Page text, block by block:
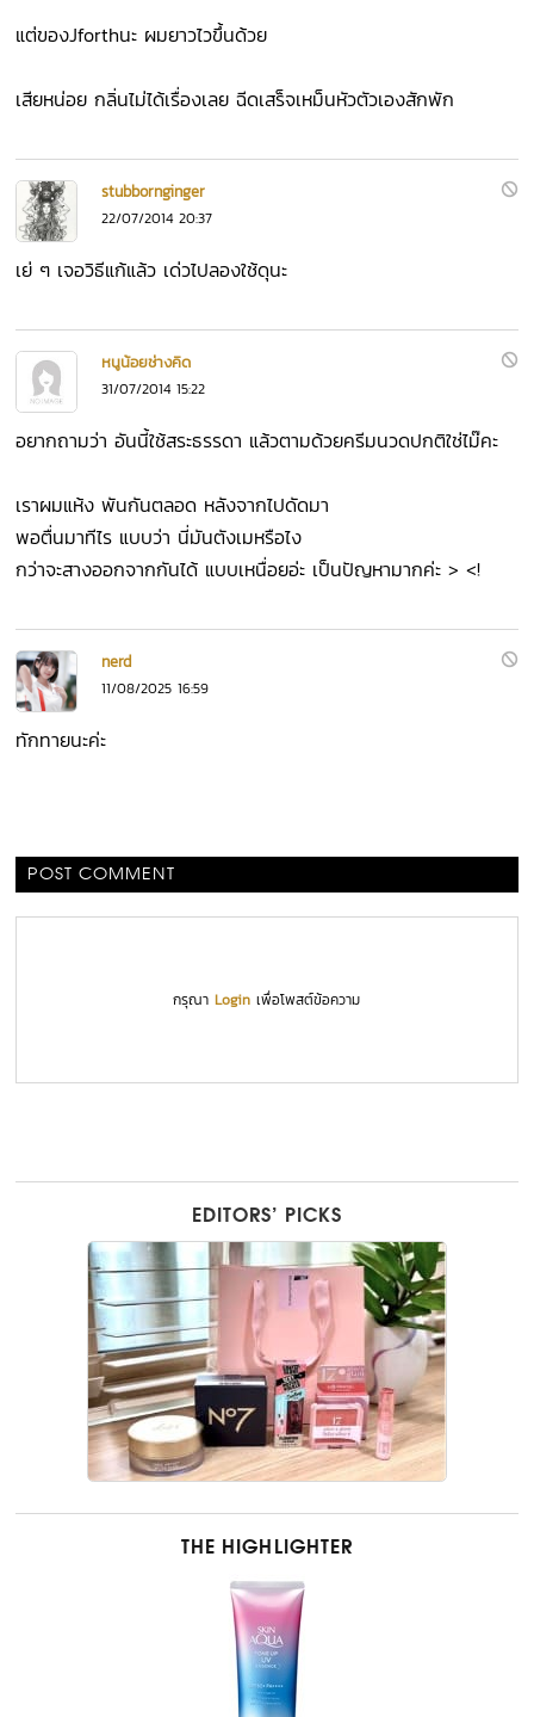
แต่ของJforthนะ ผมยาวไวขึ้นด้วย
เสียหน่อย กลิ่นไม่ได้เรื่องเลย ฉีดเสร็จเหม็นหัวตัวเองสักพัก
stubbornginger
22/07/2014 20:37
เย่ ๆ เจอวิธีแก้แล้ว เด่วไปลองใช้ดุนะ
หนูน้อยช่างคิด
31/07/2014 15:22
อยากถามว่า อันนี้ใช้สระธรรดา แล้วตามด้วยครีมนวดปกติใช่ไม๊คะ
เราผมแห้ง พันกันตลอด หลังจากไปดัดมา
พอตื่นมาทีไร แบบว่า นี่มันตังเมหรือไง
กว่าจะสางออกจากกันได้ แบบเหนื่อยอ่ะ เป็นปัญหามากค่ะ > <!
nerd
11/08/2025 16:59
ทักทายนะค่ะ
POST COMMENT
กรุณาLogin เพื่อโพสต์ข้อความ
EDITORS’ PICKS
THE HIGHLIGHTER